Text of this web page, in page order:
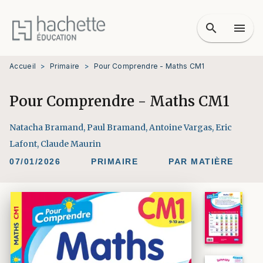
MENU RECHERCHE
PIED DE PAGE
search menu
Accueil > Primaire > Pour Comprendre - Maths CM1
Pour Comprendre - Maths CM1
Natacha Bramand,Paul Bramand,Antoine Vargas, Eric
Lafont, Claude Maurin
07/01/2026 PRIMAIRE PAR MATIÈRE